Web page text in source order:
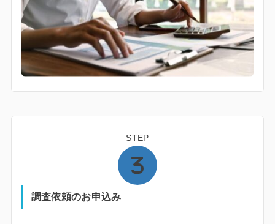
STEP
調査依頼のお申込み